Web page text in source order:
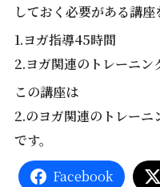
しておく必要がある講座
1.ヨガ指導45時間
2.ヨガ関連のトレーニン
この講座は
2.のヨガ関連のトレー
です。
Facebook